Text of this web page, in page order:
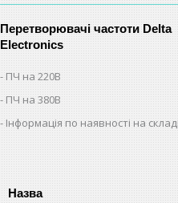
Перетворювачі частоти Delta
Electronics
ПЧ на 220В
ПЧ на 380В
Інформація по наявності на складі